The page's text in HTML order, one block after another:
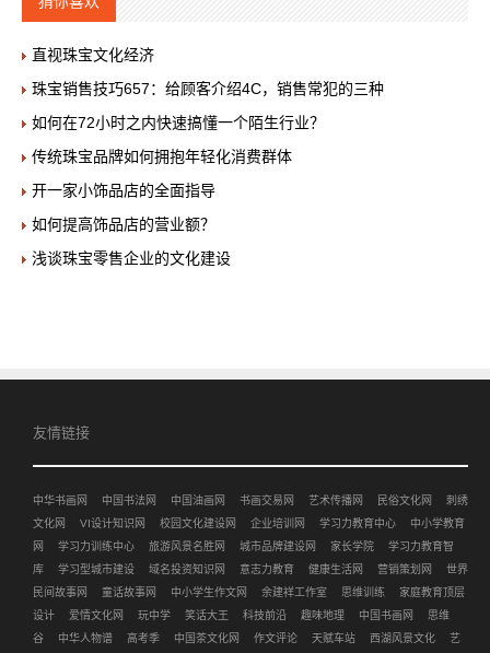
直视珠宝文化经济
珠宝销售技巧657：给顾客介绍4C，销售常犯的三种
如何在72小时之内快速搞懂一个陌生行业？
传统珠宝品牌如何拥抱年轻化消费群体
开一家小饰品店的全面指导
如何提高饰品店的营业额？
浅谈珠宝零售企业的文化建设
友情链接
中华书画网 中国书法网 中国油画网 书画交易网 艺术传播网 民俗文化网
刺绣
文化网
VI设计知识网 校园文化建设网 企业培训网 学习力教育中心
中小学教育
网
学习力训练中心 旅游风景名胜网 城市品牌建设网 家长学院
学习力教育智
库
学习型城市建设 域名投资知识网 意志力教育 健康生活网 营销策划网
世界
民间故事网
童话故事网 中小学生作文网 余建祥工作室 思维训练
家庭教育顶层
设计
爱情文化网 玩中学 笑话大王 科技前沿 趣味地理 中国书画网
思维
谷
中华人物谱 高考季 中国茶文化网 作文评论 天赋车站 西湖风景文化 艺